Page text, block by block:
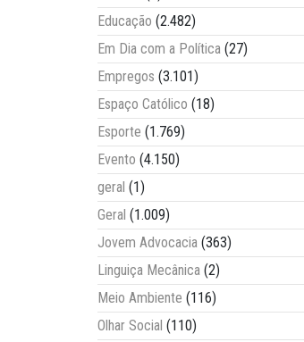
Educação (2.482)
Em Dia com a Política (27)
Empregos (3.101)
Espaço Católico (18)
Esporte (1.769)
Evento (4.150)
geral (1)
Geral (1.009)
Jovem Advocacia (363)
Linguiça Mecânica (2)
Meio Ambiente (116)
Olhar Social (110)